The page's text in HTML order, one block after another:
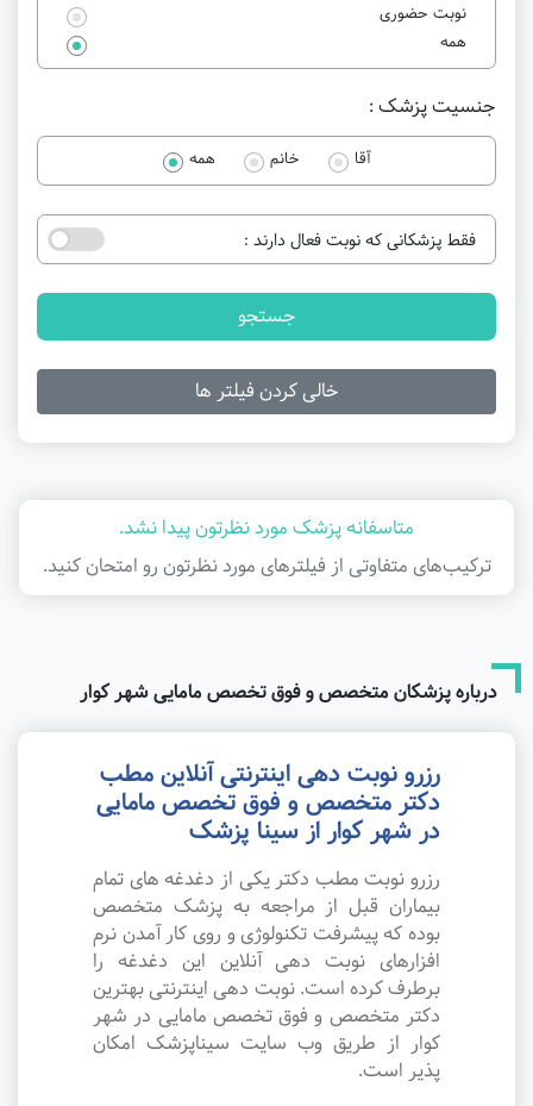
نوبت حضوری
همه
جنسیت پزشک :
آقا خانم همه
فقط پزشکانی که نوبت فعال دارند :
جستجو
خالی کردن فیلتر ها
متاسفانه پزشک مورد نظرتون پیدا نشد.
ترکیب‌های متفاوتی از فیلتر‌های مورد نظرتون رو امتحان کنید.
درباره پزشکان متخصص و فوق تخصص مامایی شهر کوار
رزرو نوبت دهی اینترنتی آنلاین مطب
دکتر متخصص و فوق تخصص مامایی
در شهر کوار از سینا پزشک
رزرو نوبت مطب دکتر یکی از دغدغه های تمام
بیماران قبل از مراجعه به پزشک متخصص
بوده که پیشرفت تکنولوژی و روی کار آمدن نرم
افزارهای نوبت دهی آنلاین این دغدغه را
برطرف کرده است. نوبت دهی اینترنتی بهترین
دکتر متخصص و فوق تخصص مامایی در شهر
کوار از طریق وب سایت سیناپزشک امکان
پذیر است.